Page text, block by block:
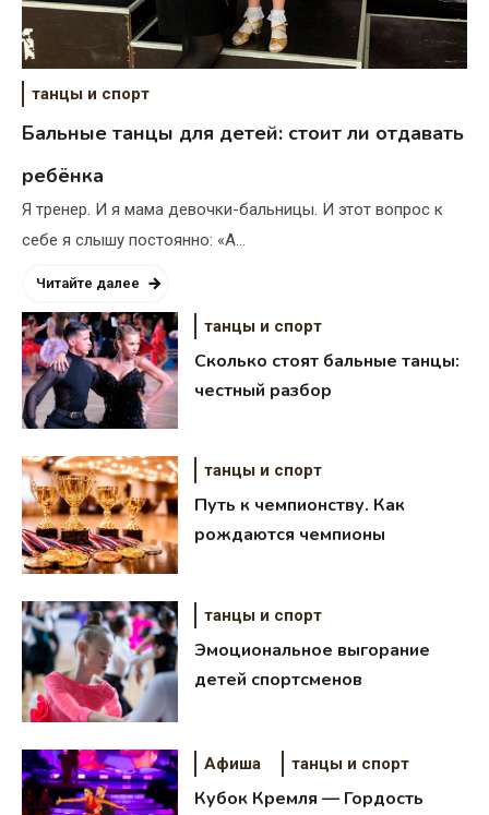
Сколько стоит квартира в Эр-
16.04.2026
недвижимость в Саудовской
Аравии иностранцу
16.04.2026
танцы и спорт
Бальные танцы для детей: стоит ли отдавать
ребёнка
Я тренер. И я мама девочки-бальницы. И этот вопрос к
себе я слышу постоянно: «А…
Читайте далее
танцы и спорт
Сколько стоят бальные танцы:
честный разбор
танцы и спорт
Путь к чемпионству. Как
рождаются чемпионы
танцы и спорт
Эмоциональное выгорание
детей спортсменов
Афиша танцы и спорт
Кубок Кремля — Гордость